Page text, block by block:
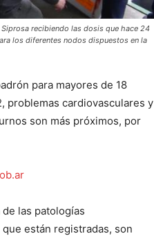
recibiendo las dosis que hace 24
los diferentes nodos dispuestos en la
para mayores de 18
problemas cardiovasculares y
son más próximos, por
las patologías
están registradas, son